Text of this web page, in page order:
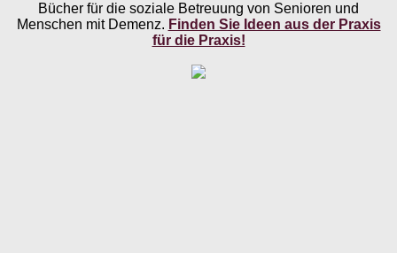
Bücher für die soziale Betreuung von Senioren und
Menschen mit Demenz. Finden Sie Ideen aus der Praxis
für die Praxis!